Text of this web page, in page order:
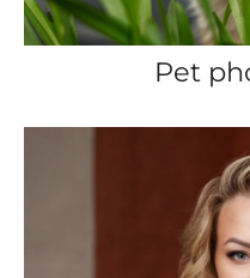
Pet